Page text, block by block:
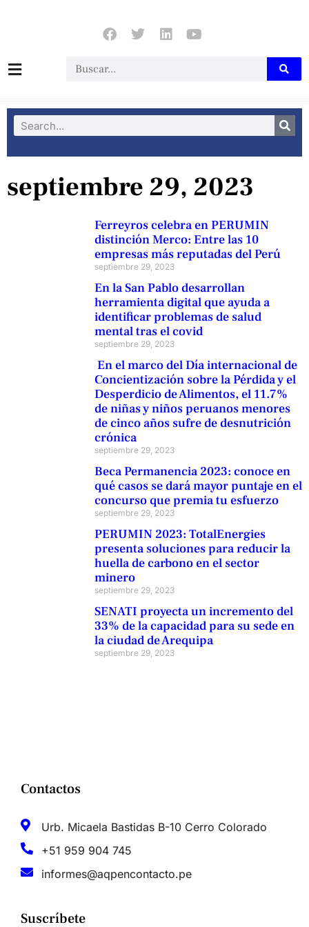
septiembre 29, 2023
Ferreyros celebra en PERUMIN
distinción Merco: Entre las 10
empresas más reputadas del Perú
septiembre 29, 2023
En la San Pablo desarrollan
herramienta digital que ayuda a
identificar problemas de salud
mental tras el covid
septiembre 29, 2023
En el marco del Día internacional de
Concientización sobre la Pérdida y el
Desperdicio de Alimentos, el 11.7%
de niñas y niños peruanos menores
de cinco años sufre de desnutrición
crónica
septiembre 29, 2023
Beca Permanencia 2023: conoce en
qué casos se dará mayor puntaje en el
concurso que premia tu esfuerzo
septiembre 29, 2023
PERUMIN 2023: TotalEnergies
presenta soluciones para reducir la
huella de carbono en el sector
minero
septiembre 29, 2023
SENATI proyecta un incremento del
33% de la capacidad para su sede en
la ciudad de Arequipa
septiembre 29, 2023
Contactos
Urb. Micaela Bastidas B-10 Cerro Colorado
+51 959 904 745
informes@aqpencontacto.pe
Suscríbete